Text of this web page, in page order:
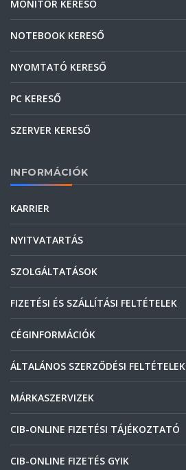
MONITOR KERESŐ
NOTEBOOK KERESŐ
NYOMTATÓ KERESŐ
PC KERESŐ
SZERVER KERESŐ
INFORMÁCIÓK
KARRIER
NYITVATARTÁS
SZOLGÁLTATÁSOK
FIZETÉSI ÉS SZÁLLÍTÁSI FELTÉTELEK
CÉGINFORMÁCIÓK
ÁLTALÁNOS SZERZŐDÉSI FELTÉTELEK
MÁRKASZERVIZEK
CIB-ONLINE FIZETÉSI TÁJÉKOZTATÓ
CIB-ONLINE FIZETÉS GYIK